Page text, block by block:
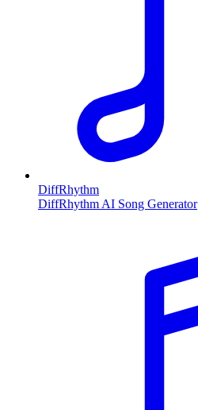
DiffRhythm
DiffRhythm AI Song Generator